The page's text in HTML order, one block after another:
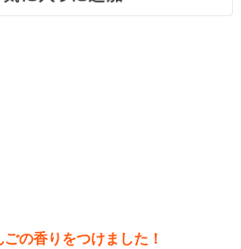
の香りをつけました！